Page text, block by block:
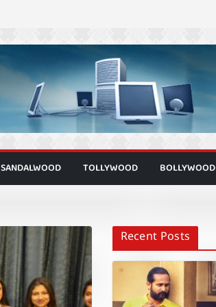
SANDALWOOD TOLLYWOOD BOLLYWOOD
Recent Posts